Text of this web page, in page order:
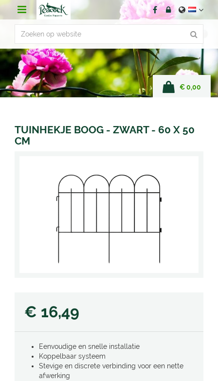
r
n
t
€ 0,00
TUINHEKJE BOOG - ZWART - 60 X 50
CM
€ 16,49
Eenvoudige en snelle installatie
Koppelbaar systeem
Stevige en discrete verbinding voor een nette
afwerking